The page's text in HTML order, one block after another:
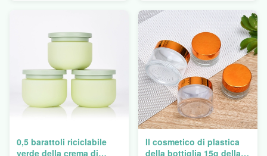
0,5 barattoli riciclabile
verde della crema di
Il cosmetico di plastica
della bottiglia 15g della